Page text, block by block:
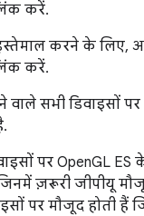
करें.
करने के लिए,
करें.
सभी डिवाइसों पर
पर OpenGL ES
ज़रूरी जीपीयू
पर मौजूद होती हैं